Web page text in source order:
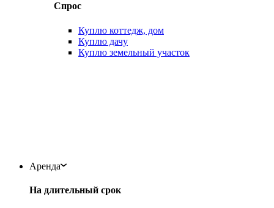
Спрос
Куплю коттедж, дом
Куплю дачу
Куплю земельный участок
Аренда
На длительный срок